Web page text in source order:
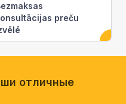
preču
отличные